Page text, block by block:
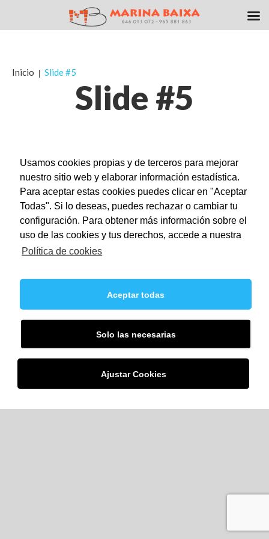
Slide #5
Inicio Slide #5
Piscinas Marina Baixa © 2014 | Powered byOptim Byte
Google+
Aviso Legal|Política de Privacidad|Política de Cookies
Usamos cookies propias y de terceros para mejorar
nuestro sitio web y elaborar información estadística.
Para aceptar estas cookies puedes clicar en "Aceptar
Todas". Si lo deseas, puedes rechazar o cambiar tu
configuración. Para obtener más información sobre el
uso de las cookies y tus derechos, accede a nuestra
Política de cookies
Aceptar todas
Solo las necesarias
Ajustar Cookies